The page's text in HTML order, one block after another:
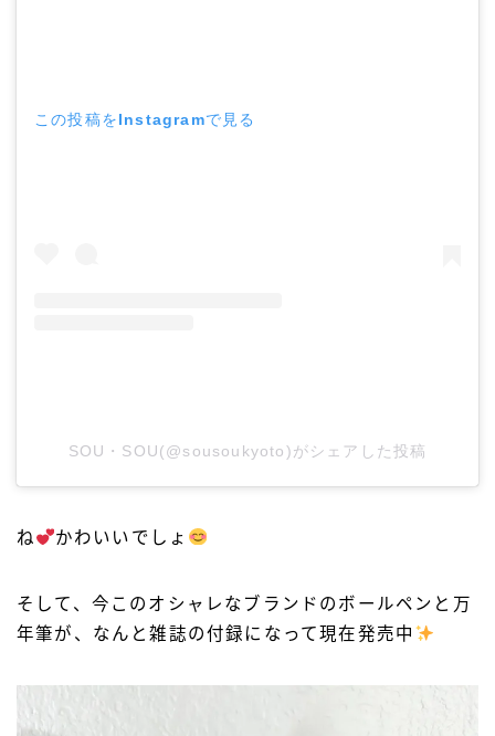
この投稿をInstagramで見る
SOU・SOU(@sousoukyoto)がシェアした投稿
ね かわいいでしょ
そして、今このオシャレなブランドのボールペンと万
年筆が、なんと雑誌の付録になって現在発売中